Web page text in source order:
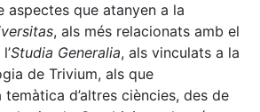
aspectes que atanyen a la
, als més relacionats amb el
Studia Generalia, als vinculats a la
de Trivium, als que
d’altres ciències, des de